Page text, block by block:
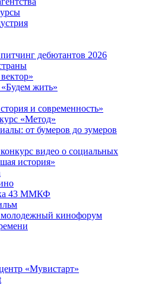
дебютантов 2026
жить»
и современность»
«Метод»
от бумеров до зумеров
видео о социальных
история»
43 ММКФ
молодежный кинофорум
«Мувистарт»